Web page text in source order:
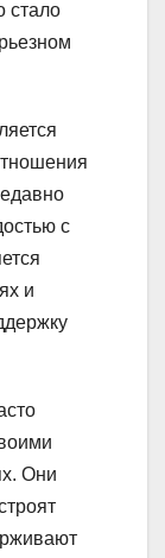
стало
с
и
Они